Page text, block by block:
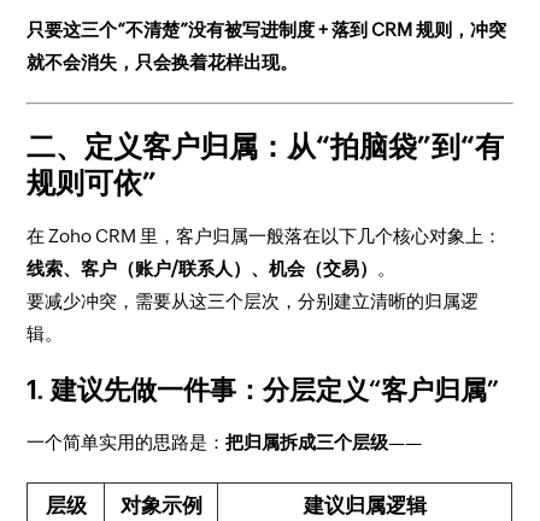
只要这三个“不清楚”没有被写进制度 + 落到 CRM 规则，冲突
就不会消失，只会换着花样出现。
二、定义客户归属：从“拍脑袋”到“有
规则可依”
在 Zoho CRM 里，客户归属一般落在以下几个核心对象上：
线索、客户（账户/联系人）、机会（交易） 。
要减少冲突，需要从这三个层次，分别建立清晰的归属逻
辑。
1. 建议先做一件事：分层定义“客户归属”
一个简单实用的思路是：把归属拆成三个层级——
层级 对象示例 建议归属逻辑